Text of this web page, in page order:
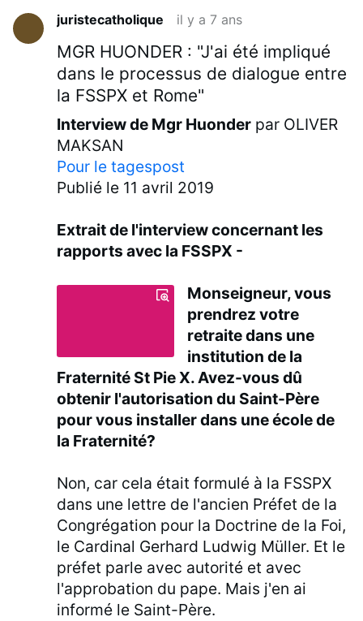
juristecatholique il y a 7 ans
MGR HUONDER : "J'ai été impliqué
dans le processus de dialogue entre
la FSSPX et Rome"
Interview de Mgr Huonder par OLIVER
MAKSAN
Pour le tagespost
Publié le 11 avril 2019
Extrait de l'interview concernant les
rapports avec la FSSPX -
Monseigneur, vous
prendrez votre
retraite dans une
institution de la
Fraternité St Pie X. Avez-vous dû
obtenir l'autorisation du Saint-Père
pour vous installer dans une école de
la Fraternité?
Non, car cela était formulé à la FSSPX
dans une lettre de l'ancien Préfet de la
Congrégation pour la Doctrine de la Foi,
le Cardinal Gerhard Ludwig Müller. Et le
préfet parle avec autorité et avec
l'approbation du pape. Mais j'en ai
informé le Saint-Père.